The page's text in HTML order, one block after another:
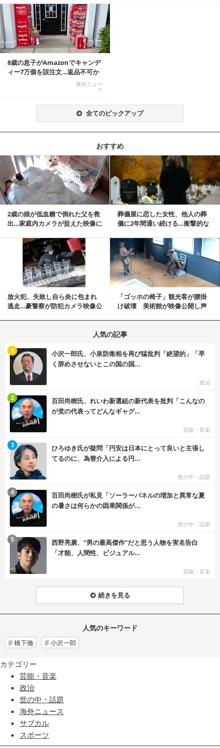
8歳の息子がAmazonでキャンデ
ィー7万個を誤注文…返品不可か
海外ニュー
ス
全てのピックアップ
おすすめ
2歳の娘が低血糖で倒れた父を救
出…家庭内カメラが捉えた映像に
葬儀屋に恋した女性、他人の葬
儀に2年間通い続ける…衝撃的な
記事を読む
放火犯、失敗し自ら炎に包まれ
逃走…豪警察が防犯カメラ映像公
「ゴッホの椅子」観光客が腰掛
け破壊 美術館が映像公開し声
記事を読む
人気の記事
小沢一郎氏、小泉防衛相を再び猛批判「絶望的」「早
く辞めさせないとこの国の国...
政治
1
百田尚樹氏、れいわ新選組の新代表を批判「こんなの
が党の代表ってどんなギャグ...
芸能・音楽
2
ひろゆき氏が疑問「円安は日本にとって良いと主張し
てるのに、為替介入による円...
世の中・話題
3
百田尚樹氏が私見「ソーラーパネルの増加と異常な夏
の暑さは何らかの因果関係が...
世の中・話題
4
西野亮廣、“男の最高傑作”だと思う人物を実名告白
「才能、人間性、ビジュアル...
芸能・音楽
5
続きを見る
人気のキーワード
橋下徹 小沢一郎
カテゴリー
芸能・音楽
政治
世の中・話題
海外ニュース
サブカル
スポーツ